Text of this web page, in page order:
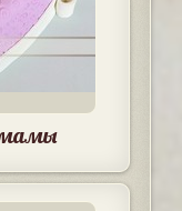
мамы